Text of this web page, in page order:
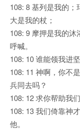
108: 8 基列是我的
大是我的杖；
108: 9 摩押是我的
呼喊。
108: 10 谁能领我进
108: 11 神啊，你不
兵同去吗？
108: 12 求你帮助我
108: 13 我们倚靠神
他。